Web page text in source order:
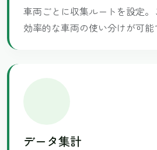
車両ごとに収集ルートを設定
効率的な車両の使い分けが可能
データ集計